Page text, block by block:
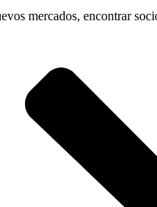
mercados, encontrar